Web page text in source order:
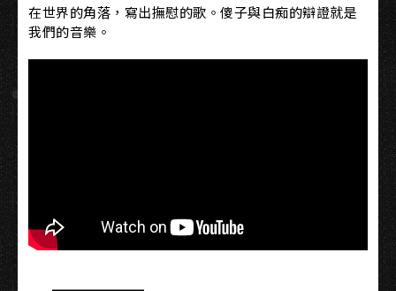
在世界的角落，寫出撫慰的歌。傻子與白痴的辯證就是
我們的音樂。